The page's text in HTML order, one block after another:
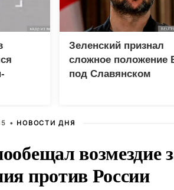
Зеленский признал
сложное положение
под Славянском
• НОВОСТИ ДНЯ
возмездие
против России